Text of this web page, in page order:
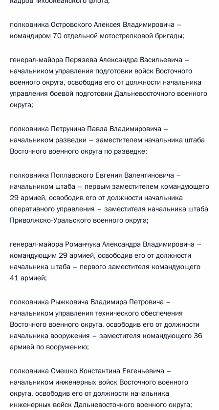
полковника Островского Алексея Владимировича –
командиром 70 отдельной мотострелковой бригады;
генерал-майора Перязева Александра Васильевича –
начальником управления подготовки войск Восточного
военного округа, освободив его от должности начальника
управления боевой подготовки Дальневосточного военного
округа;
полковника Петрунина Павла Владимировича –
начальником разведки – заместителем начальника штаба
Восточного военного округа по разведке;
полковника Поплавского Евгения Валентиновича –
начальником штаба – первым заместителем командующего
29 армией, освободив его от должности начальника
оперативного управления – заместителя начальника штаба
Приволжско-Уральского военного округа;
генерал-майора Романчука Александра Владимировича –
командующим 29 армией, освободив его от должности
начальника штаба – первого заместителя командующего
41 армией;
полковника Рыжковича Владимира Петровича –
начальником управления технического обеспечения
Восточного военного округа, освободив его от должности
начальника вооружения – заместителя командующего 36
армией по вооружению;
полковника Смешко Константина Евгеньевича –
начальником инженерных войск Восточного военного
округа, освободив его от должности начальника
инженерных войск Дальневосточного военного округа;